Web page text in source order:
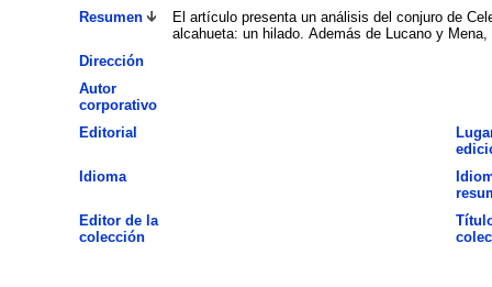
Resumen
El artículo presenta un análisis del conjuro de
alcahueta: un hilado. Además de Lucano y
Dirección
Autor
corporativo
Editorial
Idioma
Editor de la
colección